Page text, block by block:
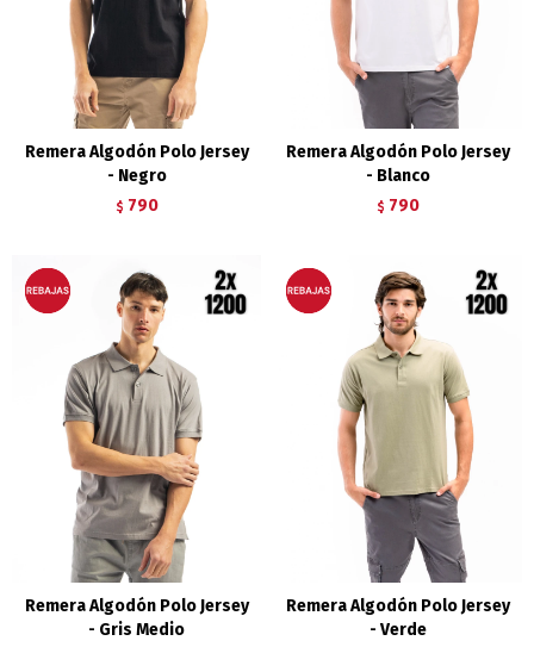
Remera Algodón Polo Jersey
- Negro
$ 790
Remera Algodón Polo Jersey
- Blanco
$ 790
Remera Algodón Polo Jersey
- Gris Medio
Remera Algodón Polo Jersey
- Verde